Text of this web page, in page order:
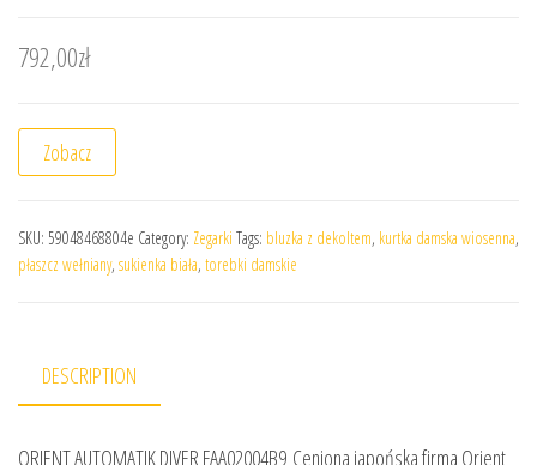
792,00zł
Zobacz
SKU: 59048468804e Category: Zegarki Tags: bluzka z dekoltem, kurtka damska wiosenna,
płaszcz wełniany, sukienka biała, torebki damskie
DESCRIPTION
ORIENT AUTOMATIK DIVER FAA02004B9 Ceniona japońska firma Orient